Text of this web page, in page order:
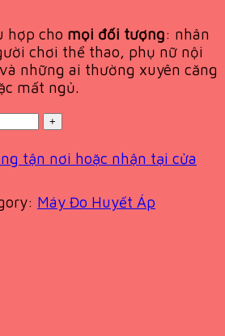
hợp cho mọi đối tượng: nhân
chơi thể thao, phụ nữ nội
những ai thường xuyên căng
mất ngủ.
tận nơi hoặc nhận tại cửa
Máy Đo Huyết Áp